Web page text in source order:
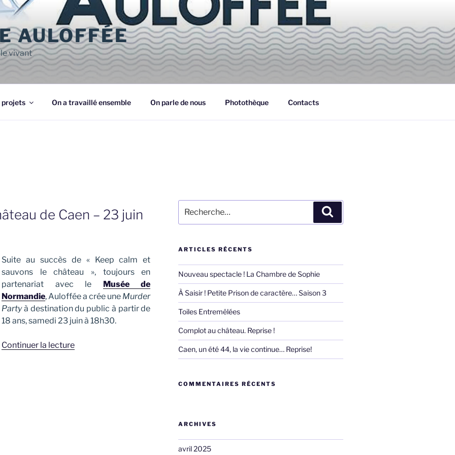
AULOFFÉE
vivant
projets On a travaillé ensemble On parle de nous Photothèque Contacts
de Caen – 23 juin
Suite au succès de « Keep calm et
sauvons le château », toujours en
partenariat avec le Musée de
Normandie, Auloffée a crée une Murder
Partyà destination du public à partir de
18 ans, samedi 23 juin à 18h30.
Continuer la lecturede
pour
:
ARTICLES RÉCENTS
Nouveau spectacle ! La Chambre de Sophie
À Saisir ! Petite Prison de caractère… Saison 3
Toiles Entremêlées
Complot au château. Reprise !
Caen, un été 44, la vie continue… Reprise!
COMMENTAIRES RÉCENTS
ARCHIVES
avril 2025